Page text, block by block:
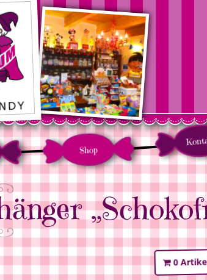
Shop
0